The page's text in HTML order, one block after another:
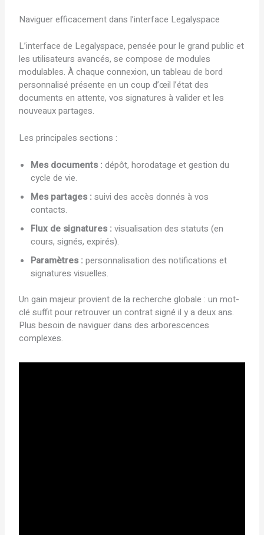
Naviguer efficacement dans l’interface Legalyspace
L’interface de Legalyspace, pensée pour le grand public et
les utilisateurs avancés, se compose de modules
modulables. À chaque connexion, un tableau de bord
personnalisé présente en un coup d’œil l’état des
documents en attente, vos signatures à valider et les
nouveaux partages.
Les principales sections :
Mes documents : dépôt, horodatage et gestion du
cycle de vie.
Mes partages : suivi des accès donnés à vos
contacts.
Flux de signatures : visualisation des statuts (en
cours, signés, expirés).
Paramètres : personnalisation des notifications et
signatures visuelles.
Un gain majeur provient de la recherche globale : un mot-
clé suffit pour retrouver un contrat signé il y a deux ans.
Plus besoin de naviguer dans des arborescences
complexes.